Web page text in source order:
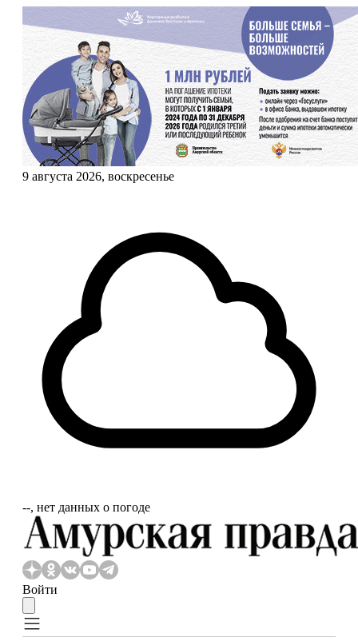
9 августа 2026, воскресенье
‐‐, нет данных о погоде
Войти